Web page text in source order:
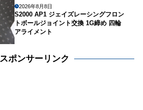
2026年8月8日
S2000 AP1 ジェイズレーシングフロン
トボールジョイント交換 1G締め 四輪
アライメント
スポンサーリンク